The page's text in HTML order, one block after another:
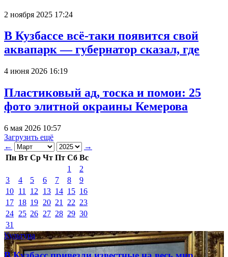
2 ноября 2025 17:24
В Кузбассе всё-таки появится свой
аквапарк — губернатор сказал, где
4 июня 2026 16:19
Пластиковый ад, тоска и помои: 25
фото элитной окраины Кемерова
6 мая 2026 10:57
Загрузить ещё
←
→
Пн Вт Ср Чт Пт Сб Вс
1
2
3
4 5 6 7 8
9
10 11 12 13 14 15 16
17 18 19 20 21 22 23
24 25 26 27 28 29 30
31
Культура